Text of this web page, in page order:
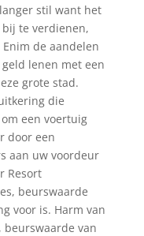
stil want het
te verdienen,
de aandelen
lenen met een
grote stad.
die
een voertuig
door een
aan uw voordeur
Resort
beurswaarde
voor is. Harm van
van